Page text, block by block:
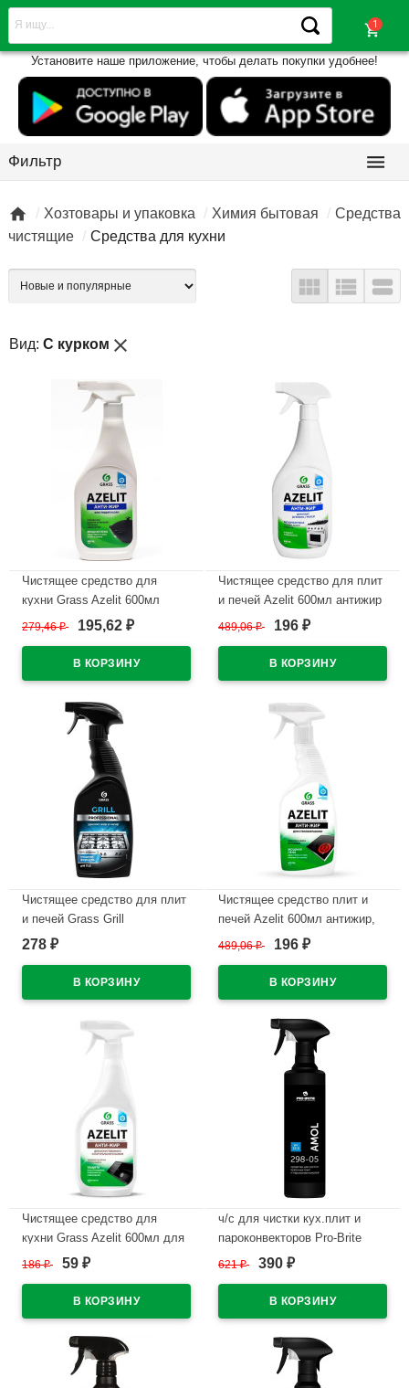
shopping_cart
Установите наше приложение, чтобы делать покупки удобнее!
Фильтр 
 Хозтовары и упаковка Химия бытовая
Средства
чистящие
Средства для кухни
  
Вид: С курком close
Чистящее средство для
кухни Grass Azelit 600мл
Казан курок арт.125375
279,46₽ 195,62 ₽
Чистящее средство для плит
и печей Azelit 600мл антижир
курок Grass арт.218600
489,06₽ 196 ₽
Чистящее средство для плит
и печей Grass Grill
Professional 600мл антижир
278 ₽
Чистящее средство плит и
печей Azelit 600мл антижир,
для стеклокерамики курок
489,06₽ 196 ₽
Чистящее средство для
кухни Grass Azelit 600мл для
камня курок арт.125643
186₽ 59 ₽
ч/с для чистки кух.плит и
пароконвекторов Pro-Brite
Amol Professional 500мл курок
621₽ 390 ₽